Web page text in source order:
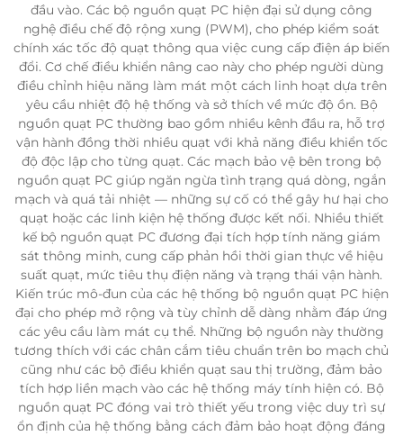
đầu vào. Các bộ nguồn quạt PC hiện đại sử dụng công
nghệ điều chế độ rộng xung (PWM), cho phép kiểm soát
chính xác tốc độ quạt thông qua việc cung cấp điện áp biến
đổi. Cơ chế điều khiển nâng cao này cho phép người dùng
điều chỉnh hiệu năng làm mát một cách linh hoạt dựa trên
yêu cầu nhiệt độ hệ thống và sở thích về mức độ ồn. Bộ
nguồn quạt PC thường bao gồm nhiều kênh đầu ra, hỗ trợ
vận hành đồng thời nhiều quạt với khả năng điều khiển tốc
độ độc lập cho từng quạt. Các mạch bảo vệ bên trong bộ
nguồn quạt PC giúp ngăn ngừa tình trạng quá dòng, ngắn
mạch và quá tải nhiệt — những sự cố có thể gây hư hại cho
quạt hoặc các linh kiện hệ thống được kết nối. Nhiều thiết
kế bộ nguồn quạt PC đương đại tích hợp tính năng giám
sát thông minh, cung cấp phản hồi thời gian thực về hiệu
suất quạt, mức tiêu thụ điện năng và trạng thái vận hành.
Kiến trúc mô-đun của các hệ thống bộ nguồn quạt PC hiện
đại cho phép mở rộng và tùy chỉnh dễ dàng nhằm đáp ứng
các yêu cầu làm mát cụ thể. Những bộ nguồn này thường
tương thích với các chân cắm tiêu chuẩn trên bo mạch chủ
cũng như các bộ điều khiển quạt sau thị trường, đảm bảo
tích hợp liền mạch vào các hệ thống máy tính hiện có. Bộ
nguồn quạt PC đóng vai trò thiết yếu trong việc duy trì sự
ổn định của hệ thống bằng cách đảm bảo hoạt động đáng